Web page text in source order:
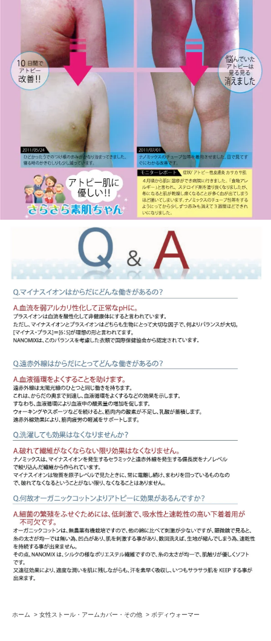
ホーム > 女性ストール・アームカバー・その他 > ボディウォーマー